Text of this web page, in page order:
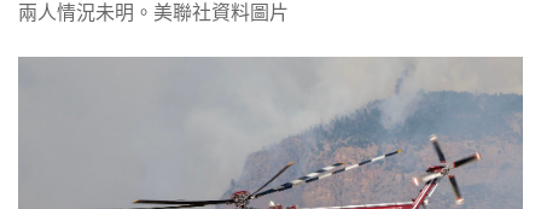
兩人情況未明。美聯社資料圖片